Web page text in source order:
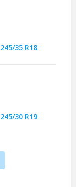
245/35 R18
245/30 R19